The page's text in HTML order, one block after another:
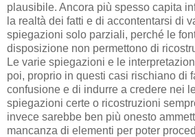
plausibile. Ancora più spesso capita
la realtà dei fatti e di accontentarsi di
spiegazioni solo parziali, perché le
disposizione non permettono di
Le varie spiegazioni e le
poi, proprio in questi casi rischiano di
confusione e di indurre a credere nei
spiegazioni certe o ricostruzioni
invece sarebbe ben più onesto
mancanza di elementi per poter